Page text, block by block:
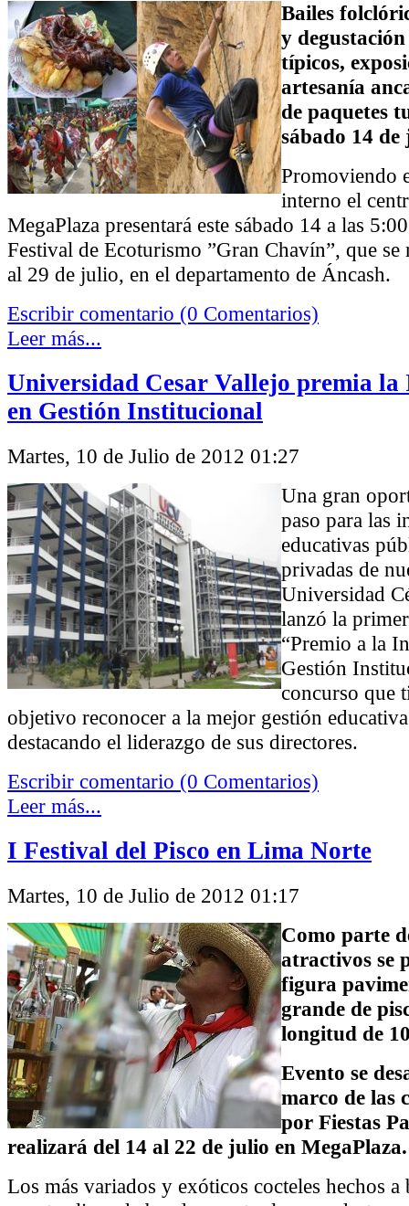
Bailes
y
típicos,
artesanía
de paquetes
sábado 14
Promoviendo
interno el
MegaPlaza presentará este sábado 14 a las
Festival de Ecoturismo ”Gran Chavín”, que se
al 29 de julio, en el departamento de Áncash.
Escribir comentario (0 Comentarios)
Leer más...
Universidad Cesar Vallejo premia la
en Gestión Institucional
Martes, 10 de Julio de 2012 01:27
Una gran
paso para las
educativas
privadas de
Universidad
lanzó la
“Premio a la
Gestión
concurso que
objetivo reconocer a la mejor gestión
destacando el liderazgo de sus directores.
Escribir comentario (0 Comentarios)
Leer más...
I Festival del Pisco en Lima Norte
Martes, 10 de Julio de 2012 01:17
Como parte
atractivos se
figura
grande de
longitud de
Evento se
marco de las
por Fiestas
realizará del 14 al 22 de julio en MegaPlaza.
Los más variados y exóticos cocteles hechos a